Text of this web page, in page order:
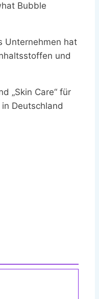
Bubble
Unternehmen hat
und
„Skin Care“ für
Deutschland